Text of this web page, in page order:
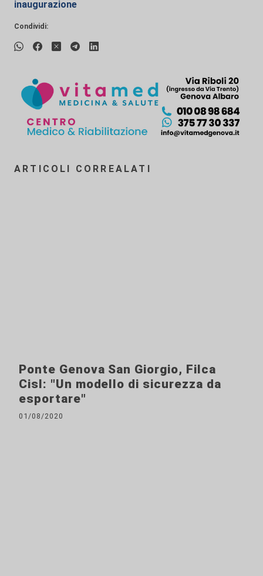
inaugurazione
Condividi:
ARTICOLI CORREALATI
Ponte Genova San Giorgio, Filca
Cisl: "Un modello di sicurezza da
esportare"
01/08/2020